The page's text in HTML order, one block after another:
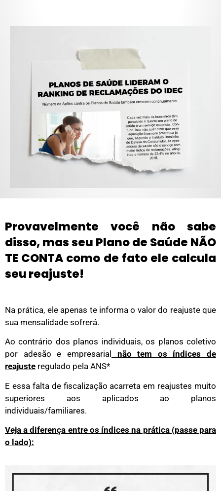
Provavelmente você não sabe
disso, mas seu Plano de Saúde NÃO
TE CONTA como de fato ele calcula
seu reajuste!
Na prática, ele apenas te informa o valor do reajuste que
sua mensalidade sofrerá.
Ao contrário dos planos individuais, os planos coletivo
por adesão e empresarial
não tem os índices de
reajuste regulado pela ANS*
E essa falta de fiscalização acarreta em reajustes muito
superiores aos aplicados ao planos
individuais/familiares.
Veja a diferença entre os índices na prática (passe para
o lado):